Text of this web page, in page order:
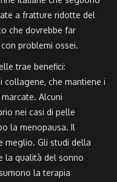
a fratture ridotte del
che dovrebbe far
problemi ossei.
trae benefici:
collagene, che mantiene i
Alcuni
nei casi di pelle
la menopausa. Il
meglio. Gli studi della
la qualità del sonno
la terapia